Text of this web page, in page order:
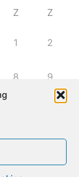
Z Z
1 2
8 9